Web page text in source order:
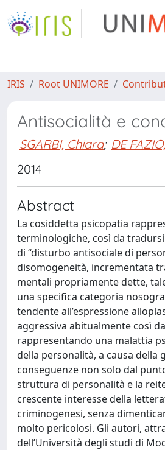
IRIS Root UNIMORE
Antisocialità e
SGARBI, Chiara; DE
2014
Abstract
La cosiddetta psicopatia
terminologiche, così da
di “disturbo antisociale di
disomogeneità, incrementata
mentali propriamente dette,
una specifica categoria
tendente all’espressione
aggressiva abitualmente così
rappresentando una malattia
della personalità, a causa
conseguenze non solo dal
struttura di personalità e la
crescente interesse della
criminogenesi, senza
molto pericolosi. Gli autori,
dell’Università degli studi di